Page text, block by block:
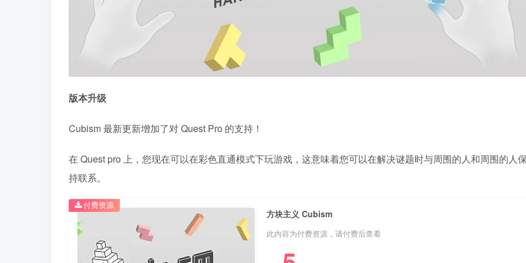
版本升级
Cubism 最新更新增加了对 Quest Pro 的支持！
在 Quest pro 上，您现在可以在彩色直通模式下玩游戏，这意味着您可以在解决谜题时与周围的人和周围的人
持联系。
方块主义 Cubism
此内容为付费资源，请付费后查看
付费资源